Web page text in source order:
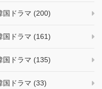
国ドラマ (200)
国ドラマ (161)
国ドラマ (135)
国ドラマ (33)